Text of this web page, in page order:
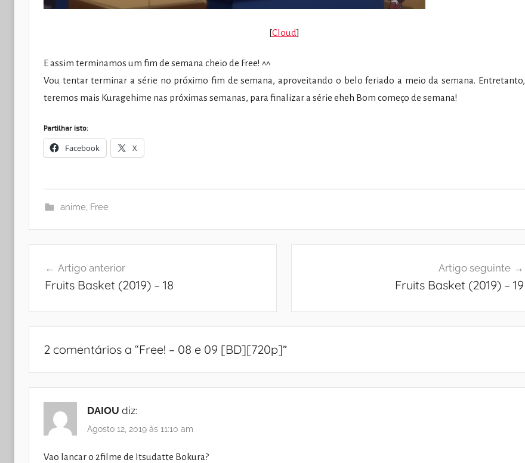
[Cloud]
E assim terminamos um fim de semana cheio de Free! ^^
Vou tentar terminar a série no próximo fim de semana, aproveitando o belo feriado a meio da semana. Entretanto,
teremos mais Kuragehime nas próximas semanas, para finalizar a série eheh Bom começo de semana!
Partilhar isto:
Facebook X
anime, Free
Artigo anterior
Fruits Basket (2019) – 18
Artigo seguinte
Fruits Basket (2019) – 19
2 comentários a “Free! – 08 e 09 [BD][720p]”
DAIOU diz:
Agosto 12, 2019 às 11:10 am
Vao lancar o 2filme de Itsudatte Bokura?